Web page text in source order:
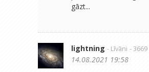
gāzt...
lightning - Līvāni -
14.08.2021 19:58